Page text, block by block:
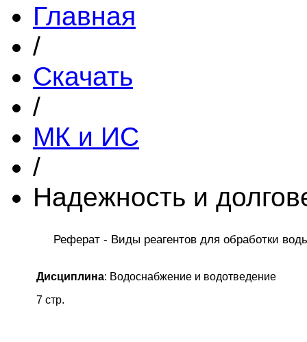
Главная
/
Скачать
/
МК и ИС
/
Надежность и
Реферат - Виды реагентов для обработки
Дисциплина: Водоснабжение и водотведение
7 стр.